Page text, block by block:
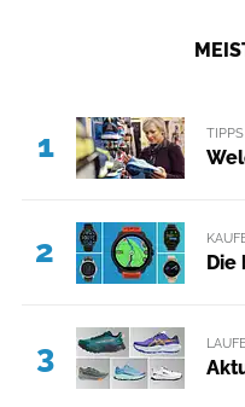
1
2 Die
3